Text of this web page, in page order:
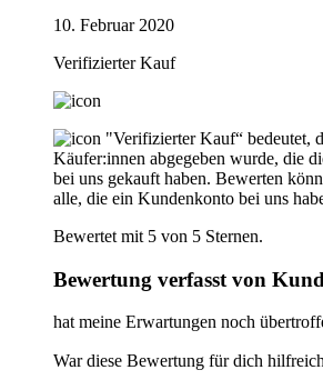
10. Februar 2020
Verifizierter Kauf
"Verifizierter Kauf“ bedeutet,
Käufer:innen abgegeben wurde, die
bei uns gekauft haben. Bewerten
alle, die ein Kundenkonto bei uns
Bewertet mit 5 von 5 Sternen.
Bewertung verfasst von
hat meine Erwartungen noch
War diese Bewertung für dich